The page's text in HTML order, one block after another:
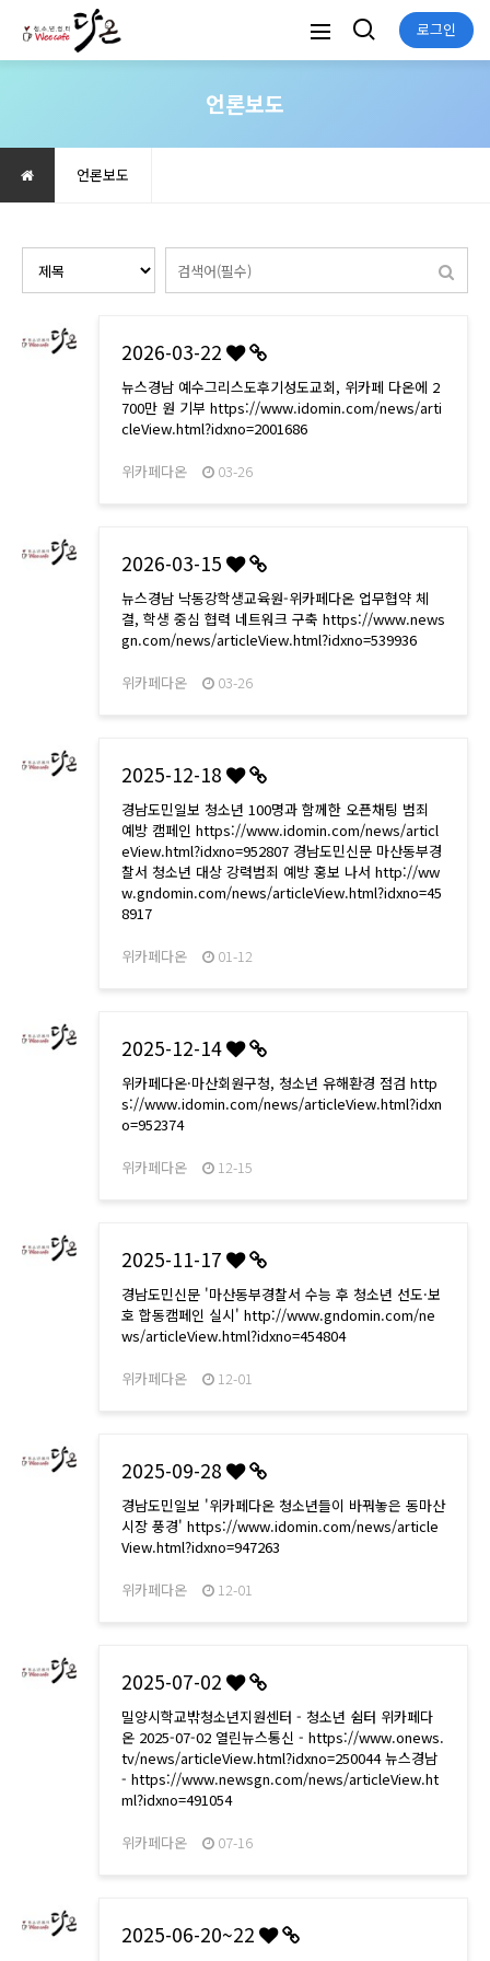
로그인
언론보도
언론보도
2026-03-22
뉴스경남 예수그리스도후기성도교회, 위카페 다온에 2
700만 원 기부 https://www.idomin.com/news/arti
cleView.html?idxno=2001686
위카페다온 03-26
2026-03-15
뉴스경남 낙동강학생교육원-위카페다온 업무협약 체
결, 학생 중심 협력 네트워크 구축 https://www.news
gn.com/news/articleView.html?idxno=539936
위카페다온 03-26
2025-12-18
경남도민일보 청소년 100명과 함께한 오픈채팅 범죄
예방 캠페인 https://www.idomin.com/news/articl
eView.html?idxno=952807 경남도민신문 마산동부경
찰서 청소년 대상 강력범죄 예방 홍보 나서 http://ww
w.gndomin.com/news/articleView.html?idxno=45
8917
위카페다온 01-12
2025-12-14
위카페다온·마산회원구청, 청소년 유해환경 점검 http
s://www.idomin.com/news/articleView.html?idxn
o=952374
위카페다온 12-15
2025-11-17
경남도민신문 '마산동부경찰서 수능 후 청소년 선도·보
호 합동캠페인 실시' http://www.gndomin.com/ne
ws/articleView.html?idxno=454804
위카페다온 12-01
2025-09-28
경남도민일보 '위카페다온 청소년들이 바꿔놓은 동마산
시장 풍경' https://www.idomin.com/news/article
View.html?idxno=947263
위카페다온 12-01
2025-07-02
밀양시학교밖청소년지원센터 - 청소년 쉼터 위카페다
온 2025-07-02 열린뉴스통신 - https://www.onews.
tv/news/articleView.html?idxno=250044 뉴스경남
- https://www.newsgn.com/news/articleView.ht
ml?idxno=491054
위카페다온 07-16
2025-06-20~22